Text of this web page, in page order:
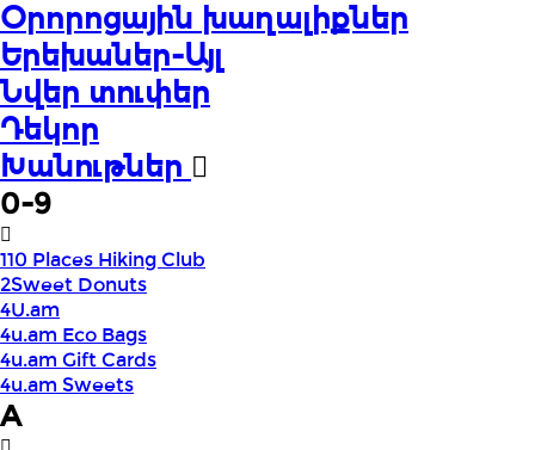
Օրորոցային խաղալիքներ
Երեխաներ-Այլ
Նվեր տուփեր
Դեկոր
Խանութներ
0-9
110 Places Hiking Club
2Sweet Donuts
4U.am
4u.am Eco Bags
4u.am Gift Cards
4u.am Sweets
A